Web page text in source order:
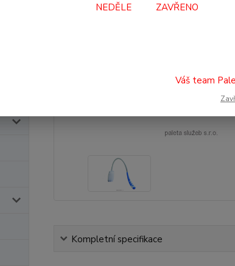
Kompletní specifikace
NEDĚLE ZAVŘENO
Váš team